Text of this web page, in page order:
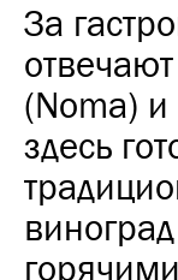
За
(Noma) и
здесь